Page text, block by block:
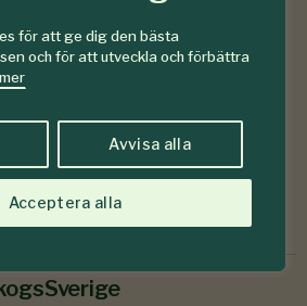
för att ge dig den bästa
och för att utveckla och förbättra
Avvisa alla
Acceptera alla
senaste numret
Prenumerera